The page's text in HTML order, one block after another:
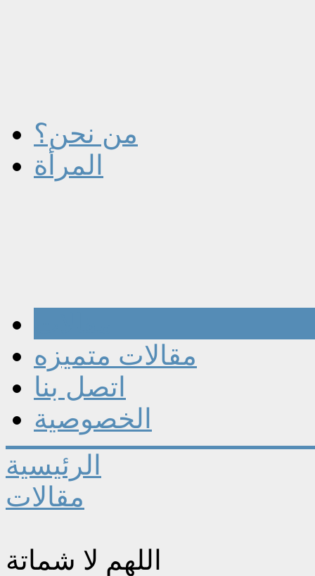
من نحن؟
المرأة
مقالات متميزه
اتصل بنا
الخصوصية
الرئيسية
مقالات
اللهم لا شماتة